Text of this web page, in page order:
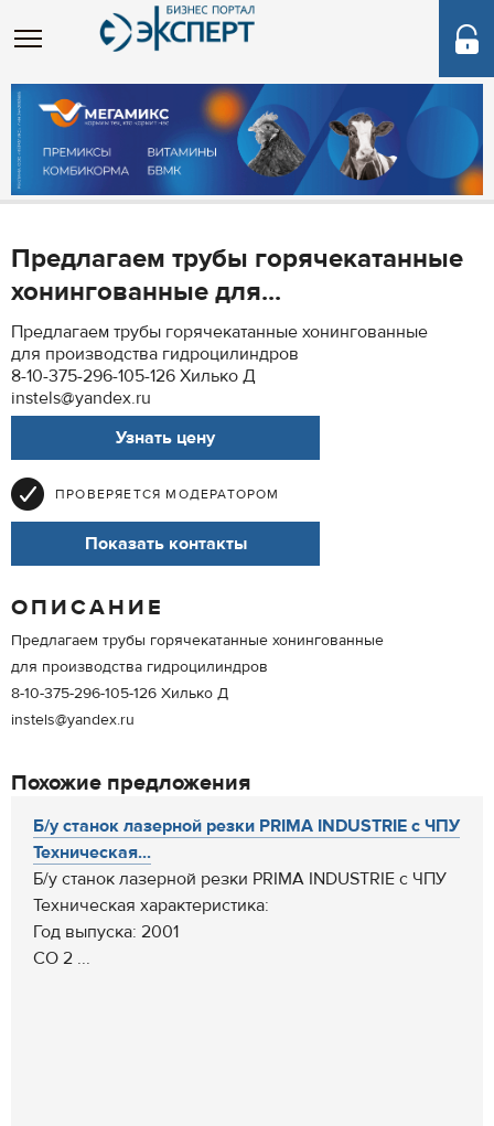
Предлагаем трубы горячекатанные
хонингованные для...
Предлагаем трубы горячекатанные хонингованные
для производства гидроцилиндров
8-10-375-296-105-126 Хилько Д
instels@yandex.ru
Узнать цену
ПРОВЕРЯЕТСЯ МОДЕРАТОРОМ
Показать контакты
ОПИСАНИЕ
Предлагаем трубы горячекатанные хонингованные
для производства гидроцилиндров
8-10-375-296-105-126 Хилько Д
instels@yandex.ru
Похожие предложения
Б/у станок лазерной резки PRIMA INDUSTRIE с ЧПУ
Техническая...
Б/у станок лазерной резки PRIMA INDUSTRIE с ЧПУ
Техническая характеристика:
Год выпуска: 2001
CO 2 ...